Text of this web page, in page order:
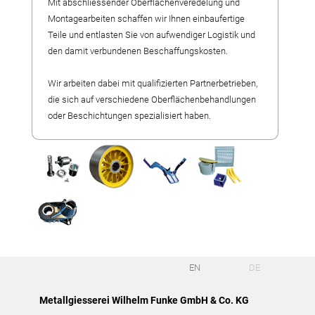
Reverse Engineering
Qualitätsmanagement
Eigene Produkte
Laserschweißen
Referenzteile
Stellenangebote
Wir bilden aus
Messetermine
Videos
Mit abschliessender Oberflächenveredelung und
Montagearbeiten schaffen wir Ihnen einbaufertige
Teile und entlasten Sie von aufwendiger Logistik und
den damit verbundenen Beschaffungskosten.
Wir arbeiten dabei mit qualifizierten Partnerbetrieben,
die sich auf verschiedene Oberflächenbehandlungen
oder Beschichtungen spezialisiert haben.
EN DE
Metallgiesserei Wilhelm Funke GmbH & Co. KG